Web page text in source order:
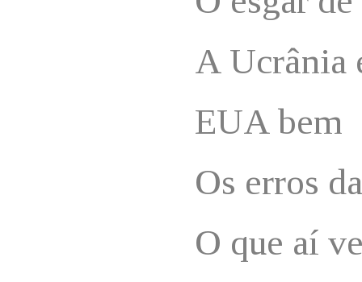
A Ucrânia
EUA bem
Os erros
O que aí